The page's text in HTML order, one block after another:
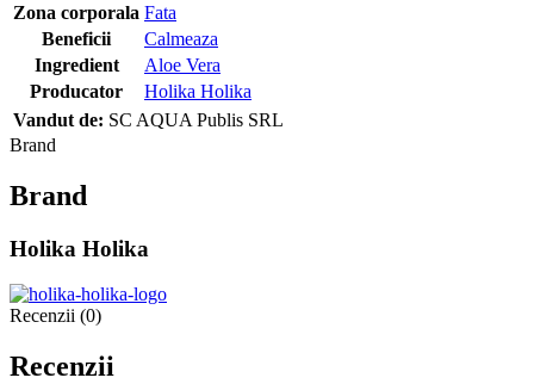
Zona corporala Fata
Beneficii
Calmeaza
Ingredient
Aloe Vera
Producator
Holika Holika
Vandut de: SC AQUA Publis SRL
Brand
Brand
Holika Holika
Recenzii (0)
Recenzii